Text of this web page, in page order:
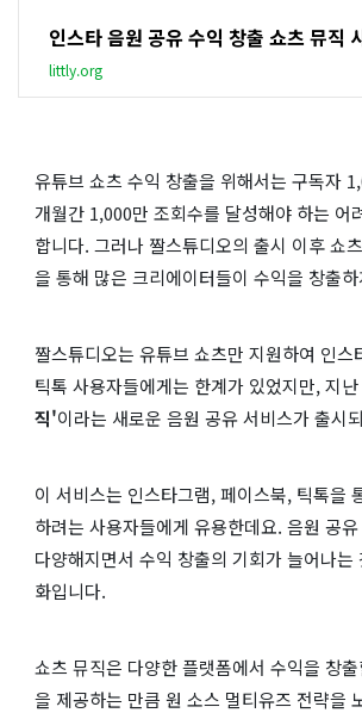
인스타 음원 공유 수익 창출 쇼츠 뮤직
littly.org
유튜브 쇼츠 수익 창출을 위해서는 구독자
개월간 1,000만 조회수를 달성해야 하는 어
합니다. 그러나 짤스튜디오의 출시 이후 쇼
을 통해 많은 크리에이터들이 수익을 창출
짤스튜디오는 유튜브 쇼츠만 지원하여 인스
틱톡 사용자들에게는 한계가 있었지만, 지난
직'이라는 새로운 음원 공유 서비스가 출시
이 서비스는 인스타그램, 페이스북, 틱톡을
하려는 사용자들에게 유용한데요. 음원 공
다양해지면서 수익 창출의 기회가 늘어나는
화입니다.
쇼츠 뮤직은 다양한 플랫폼에서 수익을 창
을 제공하는 만큼 원 소스 멀티유즈 전략을